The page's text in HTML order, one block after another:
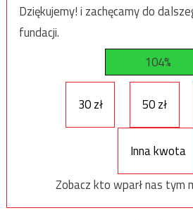
Dziękujemy! i zachęcamy do
fundacji.
104%
30 zł 50 zł
Inna kwota
Zobacz kto wparł nas tym